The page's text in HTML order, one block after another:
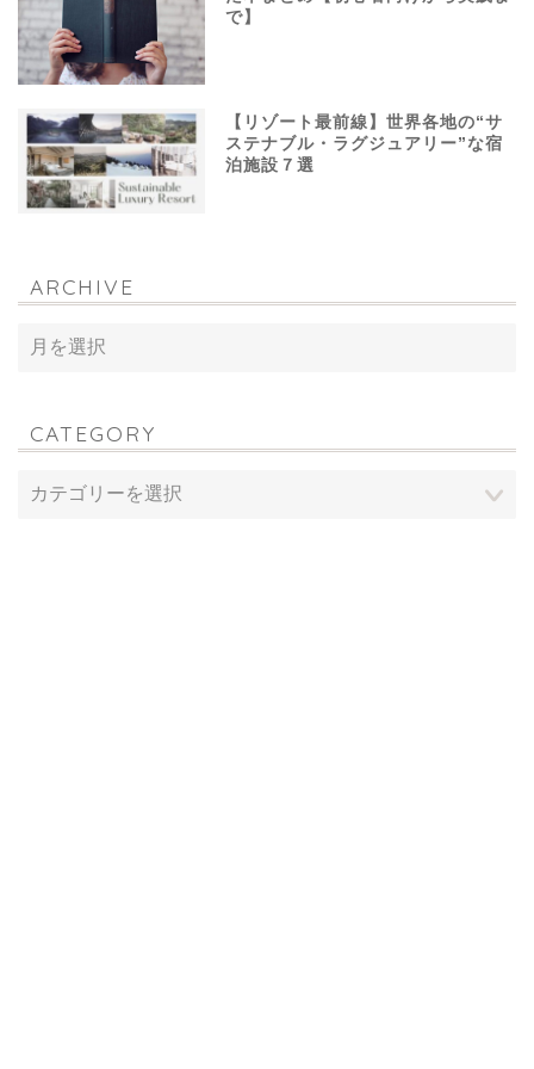
で】
【リゾート最前線】世界各地の“サ
ステナブル・ラグジュアリー”な宿
泊施設７選
ARCHIVE
CATEGORY